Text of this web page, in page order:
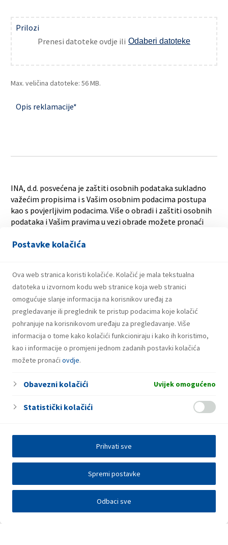
Postavke kolačića
Ova web stranica koristi kolačiće. Kolačić je mala tekstualna
datoteka u izvornom kodu web stranice koja web stranici
omogućuje slanje informacija na korisnikov uređaj za
pregledavanje ili preglednik te pristup podacima koje kolačić
pohranjuje na korisnikovom uređaju za pregledavanje. Više
informacija o tome kako kolačići funkcioniraju i kako ih koristimo,
kao i informacije o promjeni jednom zadanih postavki kolačića
možete pronaći ovdje.
Obavezni kolačići Uvijek omogućeno
Statistički kolačići
Odbaci sve
Spremi postavke
Prihvati sve
Prilozi
Prenesi datoteke ovdje ili Odaberi datoteke
Max. veličina datoteke: 56 MB.
Opis reklamacije*
INA, d.d. posvećena je zaštiti osobnih podataka sukladno
važećim propisima i s Vašim osobnim podacima postupa
kao s povjerljivim podacima. Više o obradi i zaštiti osobnih
podataka i Vašim pravima u vezi obrade možete pronaći
podataka obratite nam se na